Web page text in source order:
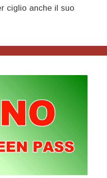
ciglio anche il suo